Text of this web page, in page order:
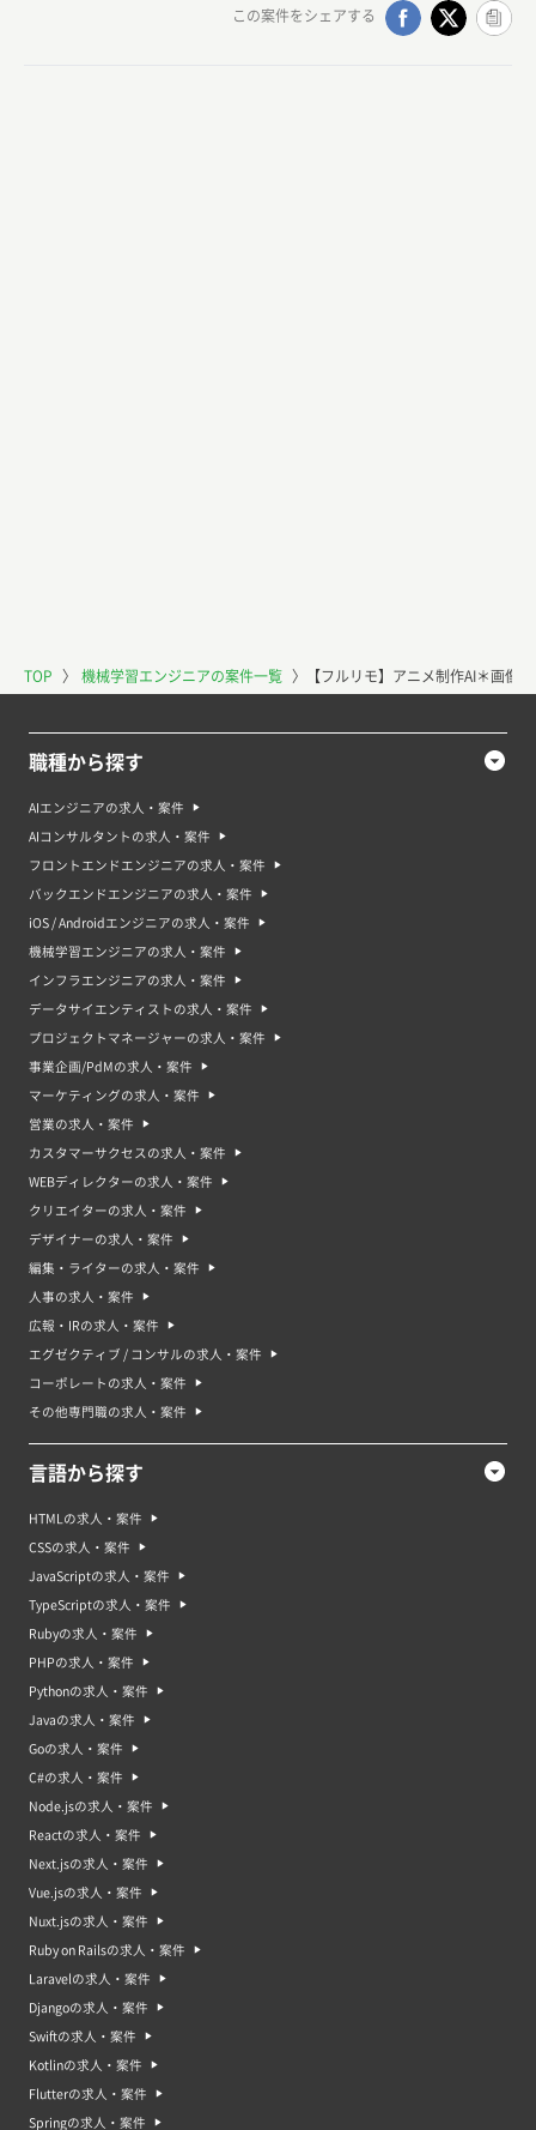
TOP 〉 機械学習エンジニアの案件一覧 〉 【フルリモ】アニメ制作AI＊画像
この案件をシェアする
職種から探す
AIエンジニアの求人・案件
AIコンサルタントの求人・案件
フロントエンドエンジニアの求人・案件
バックエンドエンジニアの求人・案件
iOS / Androidエンジニアの求人・案件
機械学習エンジニアの求人・案件
インフラエンジニアの求人・案件
データサイエンティストの求人・案件
プロジェクトマネージャーの求人・案件
事業企画/PdMの求人・案件
マーケティングの求人・案件
営業の求人・案件
カスタマーサクセスの求人・案件
WEBディレクターの求人・案件
クリエイターの求人・案件
デザイナーの求人・案件
編集・ライターの求人・案件
人事の求人・案件
広報・IRの求人・案件
エグゼクティブ / コンサルの求人・案件
コーポレートの求人・案件
その他専門職の求人・案件
言語から探す
HTMLの求人・案件
CSSの求人・案件
JavaScriptの求人・案件
TypeScriptの求人・案件
Rubyの求人・案件
PHPの求人・案件
Pythonの求人・案件
Javaの求人・案件
Goの求人・案件
C#の求人・案件
Node.jsの求人・案件
Reactの求人・案件
Next.jsの求人・案件
Vue.jsの求人・案件
Nuxt.jsの求人・案件
Ruby on Railsの求人・案件
Laravelの求人・案件
Djangoの求人・案件
Swiftの求人・案件
Kotlinの求人・案件
Flutterの求人・案件
Springの求人・案件